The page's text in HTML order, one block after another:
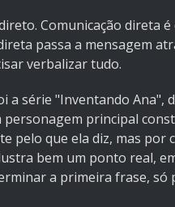
Comunicação direta
passa a mensagem
verbalizar tudo.
série "Inventando Ana",
principal
pelo que ela diz, mas por
bem um ponto real,
a primeira frase, só